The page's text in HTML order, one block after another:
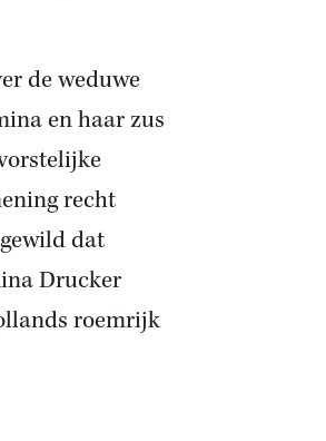
de weduwe
en haar zus
recht
dat
Drucker
roemrijk